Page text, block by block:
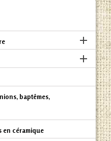


baptêmes,
en céramique